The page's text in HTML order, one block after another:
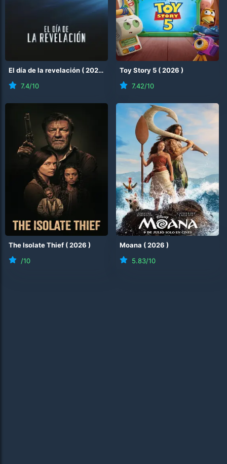
El día de la revelación (2026 )
7.4/10
Toy Story 5 (2026 )
7.42/10
The Isolate Thief (2026 )
/10
Moana (2026 )
5.83/10